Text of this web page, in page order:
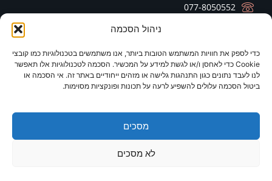
ניהול הסכמה
כדי לספק את חוויות המשתמש הטובות ביותר, אנו משתמשים בטכנולוגיות כמו קובצי
Cookie כדי לאחסן ו/או לגשת למידע על המכשיר. הסכמה לטכנולוגיות אלו תאפשר
לנו לעבד נתונים כגון התנהגות גלישה או מזהים ייחודיים באתר זה. אי הסכמה או
ביטול הסכמה עלולים להשפיע לרעה על תכונות ופונקציות מסוימות.
מסכים
לא מסכים
077-8050552
סניף זיכרון יעקב:
077-8050420
סניף ירושלים:
077-8050420